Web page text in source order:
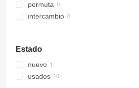
permuta
intercambio
Estado
nuevo
usados